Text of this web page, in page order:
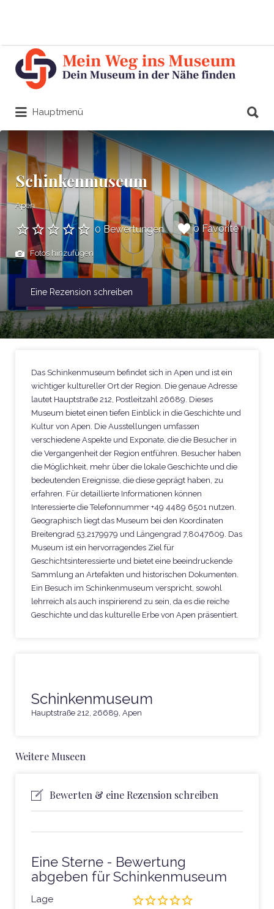
Suchen
nach:
Hauptmenü
nach:
Schinkenmuseum
Apen
0 Bewertungen 0 Favorite
Fotos hinzufügen
Eine Rezension schreiben
Das Schinkenmuseum befindet sich in Apen und ist ein
wichtiger kultureller Ort der Region. Die genaue Adresse
lautet Hauptstraße 212, Postleitzahl 26689. Dieses
Museum bietet einen tiefen Einblick in die Geschichte und
Kultur von Apen. Die Ausstellungen umfassen
verschiedene Aspekte und Exponate, die die Besucher in
die Vergangenheit der Region entführen. Besucher haben
die Möglichkeit, mehr über die lokale Geschichte und die
bedeutenden Ereignisse, die diese geprägt haben, zu
erfahren. Für detaillierte Informationen können
Interessierte die Telefonnummer +49 4489 6501 nutzen.
Geographisch liegt das Museum bei den Koordinaten
Breitengrad 53,2179979 und Längengrad 7,8047609. Das
Museum ist ein hervorragendes Ziel für
Geschichtsinteressierte und bietet eine beeindruckende
Sammlung an Artefakten und historischen Dokumenten.
Ein Besuch im Schinkenmuseum verspricht, sowohl
lehrreich als auch inspirierend zu sein, da es die reiche
Geschichte und das kulturelle Erbe von Apen präsentiert.
Schinkenmuseum
Hauptstraße 212, 26689, Apen
Weitere Museen
Bewerten & eine Rezension schreiben
Eine Sterne - Bewertung
abgeben für Schinkenmuseum
Lage